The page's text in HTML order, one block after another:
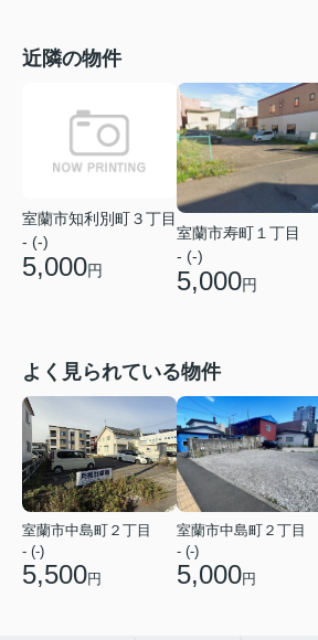
近隣の物件
室蘭市知利別町３丁目
- (-)
5,000円
室蘭市寿町１丁目
- (-)
5,000円
よく見られている物件
室蘭市中島町２丁目
- (-)
5,500円
室蘭市中島町２丁目
- (-)
5,000円